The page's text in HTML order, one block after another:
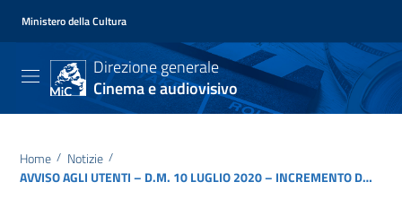
Ministero della Cultura
Direzione generale
Cinema e audiovisivo
Home / Notizie /
AVVISO AGLI UTENTI – D.M. 10 LUGLIO 2020 – INCREMENTO DEL FONDO EMERGENZE A SOSTEGNO DELLE SALE CINEMATOGRAFICHE